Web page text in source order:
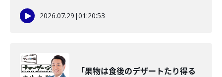
2026.07.29 |01:20:53
「果物は食後のデザートたり得る